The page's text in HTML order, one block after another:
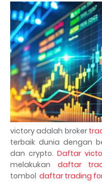
victory adalah broker
terbaik dunia dengan
dan crypto. Daftar
melakukan daftar
tombol daftar trading